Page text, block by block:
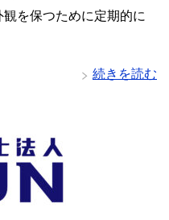
を保つために定期的に
続きを読む